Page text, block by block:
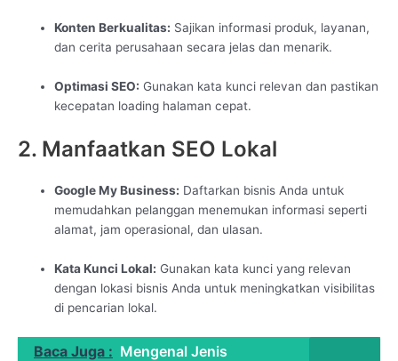
Konten Berkualitas: Sajikan informasi produk, layanan,
dan cerita perusahaan secara jelas dan menarik.
Optimasi SEO: Gunakan kata kunci relevan dan pastikan
kecepatan loading halaman cepat.
2. Manfaatkan SEO Lokal
Google My Business: Daftarkan bisnis Anda untuk
memudahkan pelanggan menemukan informasi seperti
alamat, jam operasional, dan ulasan.
Kata Kunci Lokal: Gunakan kata kunci yang relevan
dengan lokasi bisnis Anda untuk meningkatkan visibilitas
di pencarian lokal.
Baca Juga : Mengenal Jenis